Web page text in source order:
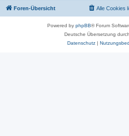
Foren-Übersicht Alle Cookies
Powered by phpBB® Forum
Deutsche Übersetzung durch
Datenschutz|